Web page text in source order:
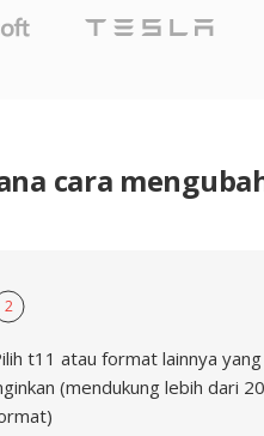
cara
2
t11 atau format lainnya yang
(mendukung lebih dari